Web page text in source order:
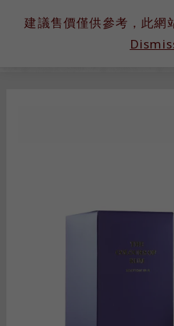
建議售價僅供參考，此網